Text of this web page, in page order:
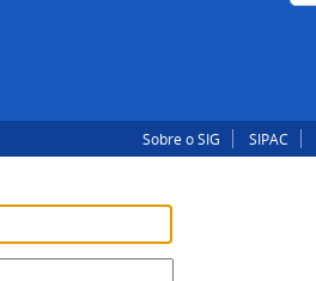
Sobre o SIG SIPAC